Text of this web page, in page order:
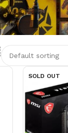
SOLD OUT